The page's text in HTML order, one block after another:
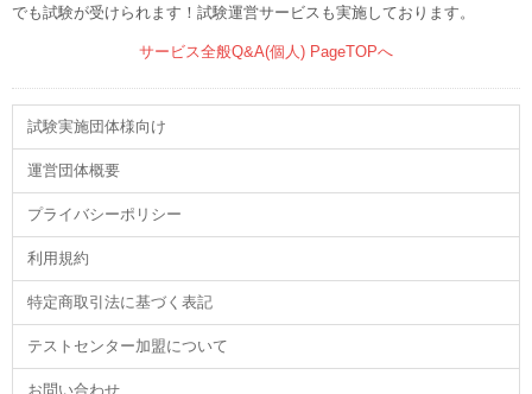
でも試験が受けられます！試験運営サービスも実施しております。
サービス全般Q&A(個人) PageTOPへ
試験実施団体様向け
運営団体概要
プライバシーポリシー
利用規約
特定商取引法に基づく表記
テストセンター加盟について
お問い合わせ